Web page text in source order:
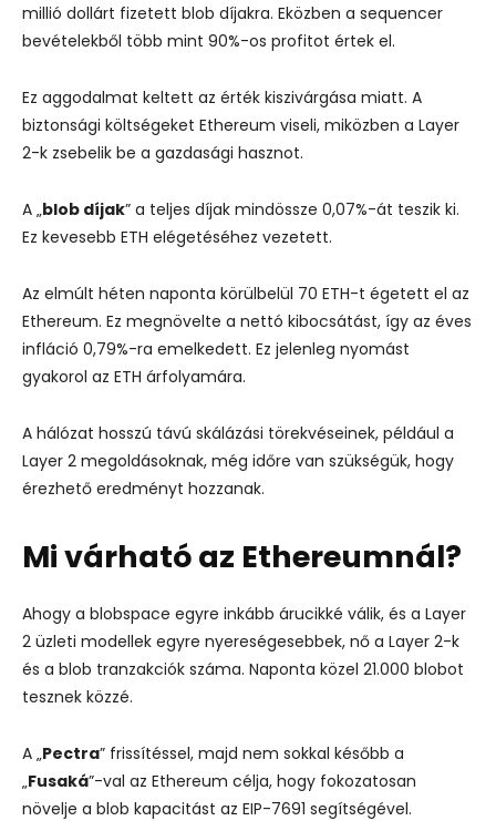
millió dollárt fizetett blob díjakra. Eközben a sequencer
bevételekből több mint 90%-os profitot értek el.
Ez aggodalmat keltett az érték kiszivárgása miatt. A
biztonsági költségeket Ethereum viseli, miközben a Layer
2-k zsebelik be a gazdasági hasznot.
A „blob díjak” a teljes díjak mindössze 0,07%-át teszik ki.
Ez kevesebb ETH elégetéséhez vezetett.
Az elmúlt héten naponta körülbelül 70 ETH-t égetett el az
Ethereum. Ez megnövelte a nettó kibocsátást, így az éves
infláció 0,79%-ra emelkedett. Ez jelenleg nyomást
gyakorol az ETH árfolyamára.
A hálózat hosszú távú skálázási törekvéseinek, például a
Layer 2 megoldásoknak, még időre van szükségük, hogy
érezhető eredményt hozzanak.
Mi várható az Ethereumnál?
Ahogy a blobspace egyre inkább árucikké válik, és a Layer
2 üzleti modellek egyre nyereségesebbek, nő a Layer 2-k
és a blob tranzakciók száma. Naponta közel 21.000 blobot
tesznek közzé.
A „Pectra” frissítéssel, majd nem sokkal később a
„Fusaká”-val az Ethereum célja, hogy fokozatosan
növelje a blob kapacitást az EIP-7691 segítségével.